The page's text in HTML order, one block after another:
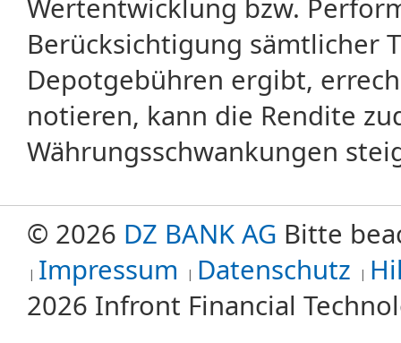
Wertentwicklung bzw.
Berücksichtigung sämtlicher
Depotgebühren ergibt,
notieren, kann die Rendite
Währungsschwankungen
© 2026 DZ BANK AG Bitte
Impressum
Datenschutz
2026 Infront Financial